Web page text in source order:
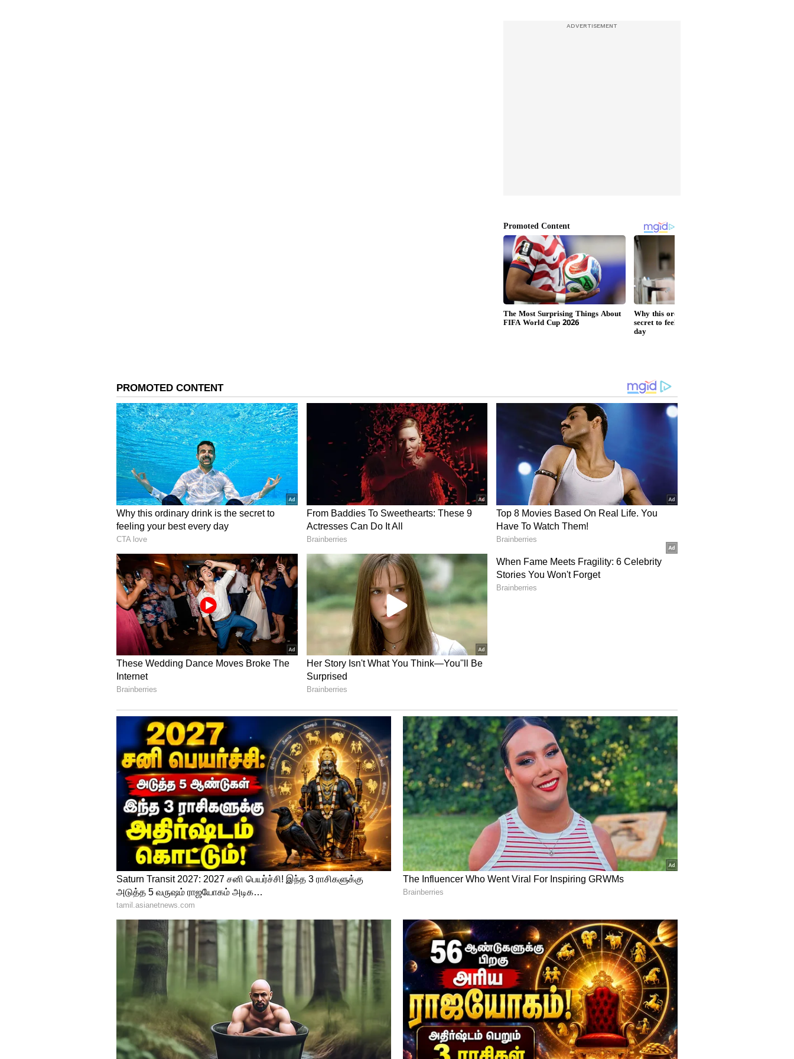
மேலும் செய்திகளுக்கு..தமிழகத்தில் 24 மணி நேரமும் மது,கஞ்சா
கிடைக்கும்.. ஸ்டாலின் பிளான் இதுதான் - திண்டுக்கல் சீனிவாசன்
அதிரடி
வீண் வம்புகளை வலிய இழுத்து, சட்டம் - ஒழுங்கு சீர்குலைந்தது என்ற பழிபோட
திட்டமிட்டு செயலாற்றுகின்றன. கட்சியைக் காப்பாற்ற மறந்து, தங்களைக்
காப்பாற்றிடவே, முயலுகின்றனர். இல்லாவிட்டால், நீதிமன்ற வாசலில் ‘தவம்’
கிடக்கும் பரிதாபத்திற்குரிய முக்கிய எதிர்க்கட்சி, அதன் முந்தைய தலைவர்களின்
கொள்கை - நிலைப்பாட்டினையும் மறந்துவிட்டு, மக்களால் தேர்வு செய்யப்பட்ட
ஜனநாயக ஆட்சிமூலம் பதவிக்கு வர எண்ணாமல், இராமன் உதவியைத் தேடி,
வாலியை ஒழிக்கச் சென்ற சுக்ரீவன் கதைபோல, டில்லிக்குப் படையெடுத்து
‘சரணம் சரணம்பாடி’ தமது கட்சியைக் காப்பாற்ற மறந்து, தங்களைக்
காப்பாற்றிடவே, முயலுகின்றனர்.
அதில் ஒரு ‘பரமபத ஏணி’யைப் பிடித்த இடைக்காலப் பொதுச்செயலாளர், “2024-
லேயே தமிழ்நாடு சட்டமன்றத்திற்குத் தேர்தல் வரும்” என்று கூறுகிறார் என்றால்,
அதற்குப் பொருள் என்ன ? பா.ஜ.க., அ.தி.மு.க. அணிகள் திட்டமிட்டு தி.மு.க.
ஆட்சிக்கு எதிராகக் கலவரங்களை ஏற்படுத்தி, திட்டமிட்ட வன்முறைகளை வலிய
வரவழைத்து, தங்களது சூழ்ச்சித் திட்டத்தை அரங்கேற்ற முயலுகின்றனர்
ஊர்வலங்கள்மூலம் அச்சாரமிடத் திட்டமிடுகின்றனர்.
பெரியார் மண் இது, மறவாதீர். அமைதிப் பூங்காவான தமிழ்நாட்டை
அமளிக்காடாக்கி ஆட்சியைப் பிடிக்கும் கனவு வீண் கனவாகும் - “விதைத்த
அழுகல் நெல் முளைக்காது, கட்டாந்தரையில் தாமரை ஒருபோதும் முளைக்காது”.
அக்டோபர் 2 ஆம் தேதி - காந்தியார் பிறந்த நாள் அன்று ஆர்.எஸ்.எஸ்.
அமைப்பினர் 50 இடங்களில் ஊர்வலமாம். அந்த நாளை அவர்கள் ஏன்
தேர்ந்தெடுக்கிறார்கள் தெரியுமா ?
மேலும் செய்திகளுக்கு..
எடப்பாடி, வேலுமணியை
உருவாக்கியவர்..கொங்கு மண்டலத்தின் பவர் சென்டர் மறைவு - யார்
இந்த ராவணன்!